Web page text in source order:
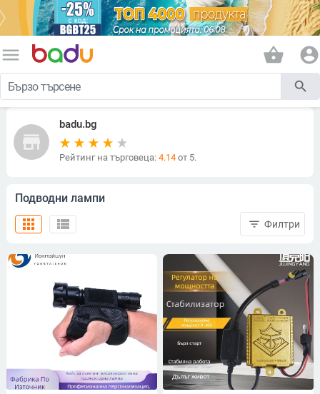
menu shopping_basket account_circle
search
store
badu.bg
Рейтинг на търговеца: 4.14от 5.
Подводни лампи
view_list
apps filter_list Филтри